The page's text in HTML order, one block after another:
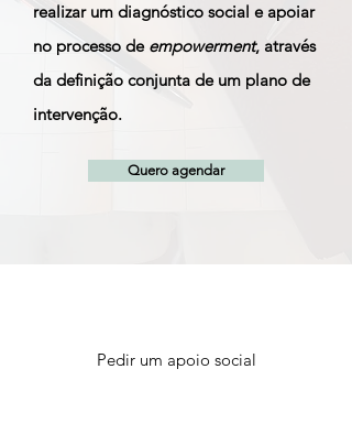
realizar um diagnóstico social e apoiar
no processo de empowerment, através
da definição conjunta de um plano de
intervenção.
Quero agendar
Pedir um apoio social